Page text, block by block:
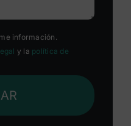
información.
y la política de